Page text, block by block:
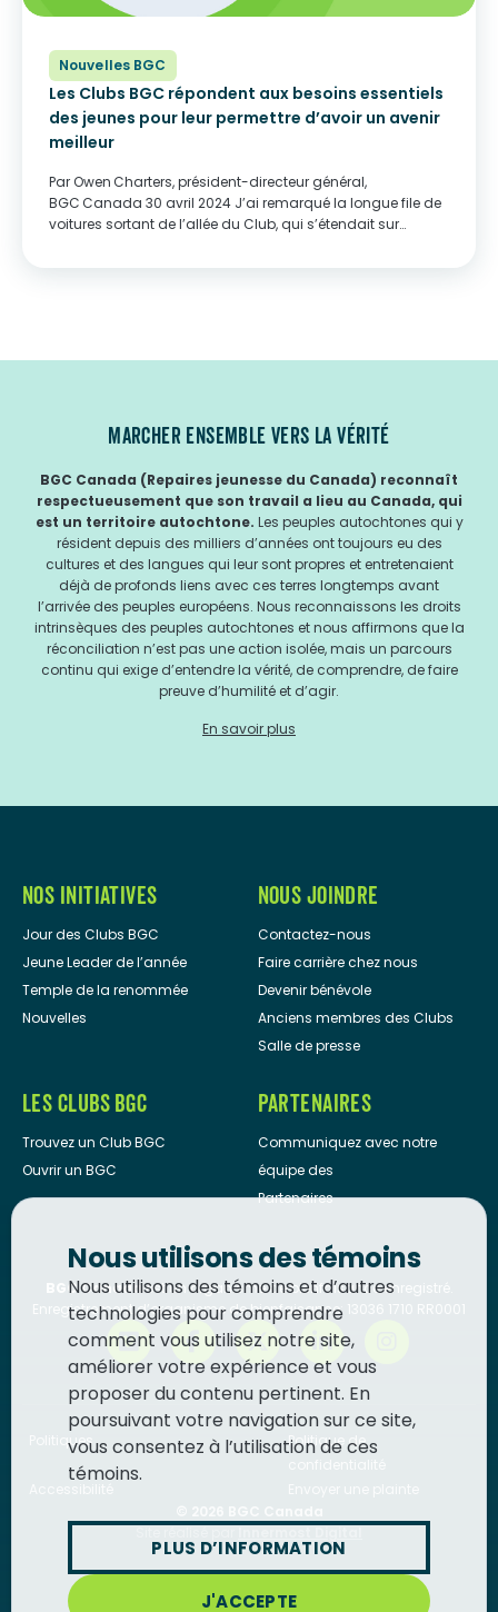
Nouvelles BGC
Les Clubs BGC répondent aux besoins essentiels
des jeunes pour leur permettre d’avoir un avenir
meilleur
Par Owen Charters, président-directeur général,
BGC Canada 30 avril 2024 J’ai remarqué la longue file de
voitures sortant de l’allée du Club, qui s’étendait sur
MARCHER ENSEMBLE VERS LA VÉRITÉ
BGC Canada (Repaires jeunesse du Canada) reconnaît
respectueusement que son travail a lieu au Canada, qui
est un territoire autochtone. Les peuples autochtones qui y
résident depuis des milliers d’années ont toujours eu des
cultures et des langues qui leur sont propres et entretenaient
déjà de profonds liens avec ces terres longtemps avant
l’arrivée des peuples européens. Nous reconnaissons les droits
intrinsèques des peuples autochtones et nous affirmons que la
réconciliation n’est pas une action isolée, mais un parcours
continu qui exige d’entendre la vérité, de comprendre, de faire
preuve d’humilité et d’agir.
En savoir plus
NOS INITIATIVES
Jour des Clubs BGC
Jeune Leader de l’année
Temple de la renommée
Nouvelles
NOUS JOINDRE
Contactez-nous
Faire carrière chez nous
Devenir bénévole
Anciens membres des Clubs
Salle de presse
LES CLUBS BGC
Trouvez un Club BGC
Ouvrir un BGC
PARTENAIRES
Communiquez avec notre
équipe des
Partenaires
BGC Canadaest un organisme de bienfaisance enregistré.
Enregistrement d’organisme de bienfaisance: 13036 1710 RR0001
Politiques
Politique de
Nous utilisons des témoins
Nous utilisons des témoins et d’autres
technologies pour comprendre
comment vous utilisez notre site,
améliorer votre expérience et vous
proposer du contenu pertinent. En
poursuivant votre navigation sur ce site,
vous consentez à l’utilisation de ces
témoins.
PLUS D’INFORMATION
J'ACCEPTE